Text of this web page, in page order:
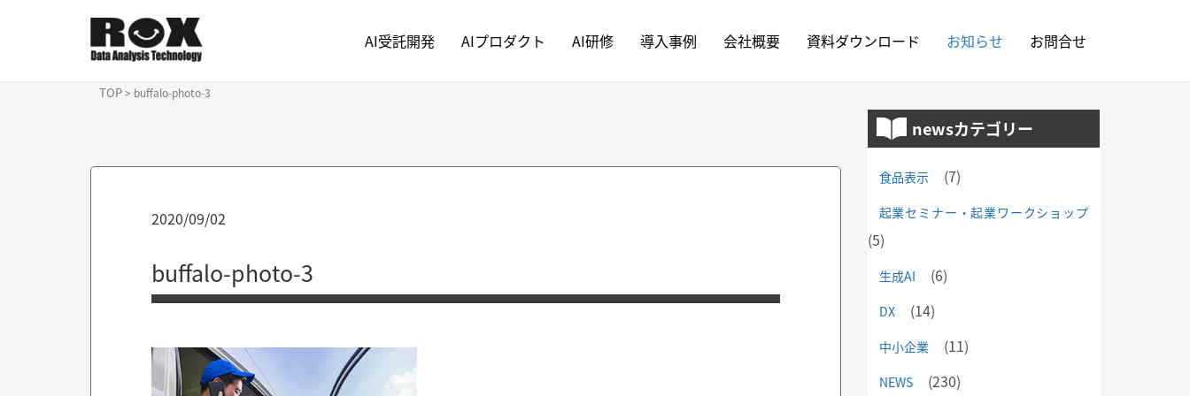
AI受託開発 AIプロダクト AI研修 導入事例 会社概要 資料ダウンロード お知らせ お問合せ
TOP> buffalo-photo-3
2020/09/02
buffalo-photo-3
newsカテゴリー
食品表示 (7)
起業セミナー・起業ワークショップ
(5)
生成AI (6)
DX (14)
中小企業 (11)
NEWS (230)